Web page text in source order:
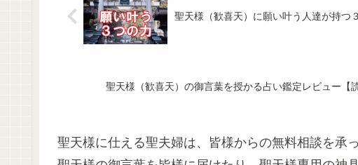
聖天様（歓喜天）に願い叶う人達が持つ
聖天様（歓喜天）の御言葉を授かる占い鑑定レビュー【
聖天様に仕える聖夫婦は、皆様からの無料相談を承